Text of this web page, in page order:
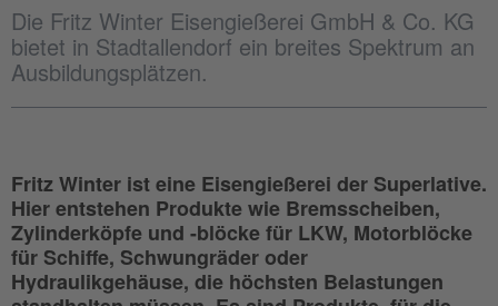
Die Fritz Winter Eisengießerei GmbH & Co. KG
bietet in Stadtallendorf ein breites Spektrum an
Ausbildungsplätzen.
Fritz Winter ist eine Eisengießerei der Superlative.
Hier entstehen Produkte wie Bremsscheiben,
Zylinderköpfe und -blöcke für LKW, Motorblöcke
für Schiffe, Schwungräder oder
Hydraulikgehäuse, die höchsten Belastungen